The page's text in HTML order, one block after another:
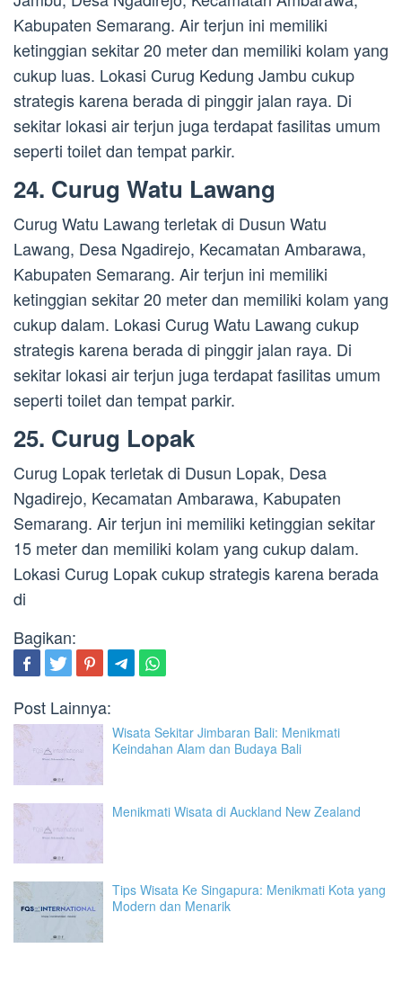
Kabupaten Semarang. Air terjun ini memiliki
ketinggian sekitar 20 meter dan memiliki kolam yang
cukup luas. Lokasi Curug Kedung Jambu cukup
strategis karena berada di pinggir jalan raya. Di
sekitar lokasi air terjun juga terdapat fasilitas umum
seperti toilet dan tempat parkir.
24. Curug Watu Lawang
Curug Watu Lawang terletak di Dusun Watu
Lawang, Desa Ngadirejo, Kecamatan Ambarawa,
Kabupaten Semarang. Air terjun ini memiliki
ketinggian sekitar 20 meter dan memiliki kolam yang
cukup dalam. Lokasi Curug Watu Lawang cukup
strategis karena berada di pinggir jalan raya. Di
sekitar lokasi air terjun juga terdapat fasilitas umum
seperti toilet dan tempat parkir.
25. Curug Lopak
Curug Lopak terletak di Dusun Lopak, Desa
Ngadirejo, Kecamatan Ambarawa, Kabupaten
Semarang. Air terjun ini memiliki ketinggian sekitar
15 meter dan memiliki kolam yang cukup dalam.
Lokasi Curug Lopak cukup strategis karena berada
di
Bagikan:
Post Lainnya:
Wisata Sekitar Jimbaran Bali: Menikmati
Keindahan Alam dan Budaya Bali
Menikmati Wisata di Auckland New Zealand
Tips Wisata Ke Singapura: Menikmati Kota yang
Modern dan Menarik